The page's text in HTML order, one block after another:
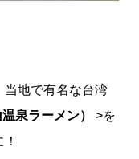
当地で有名な台湾
泉ラーメン）
>を